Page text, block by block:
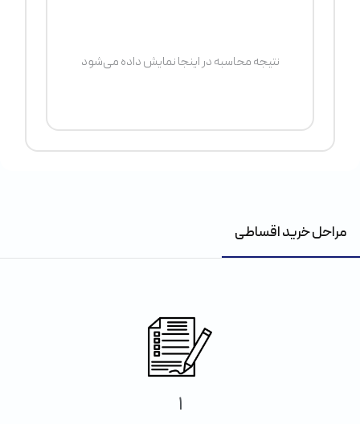
نتیجه محاسبه در اینجا نمایش داده می‌شود
مراحل خرید اقساطی
1